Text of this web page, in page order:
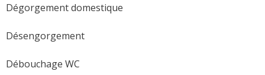
Dégorgement domestique
Désengorgement
Débouchage WC